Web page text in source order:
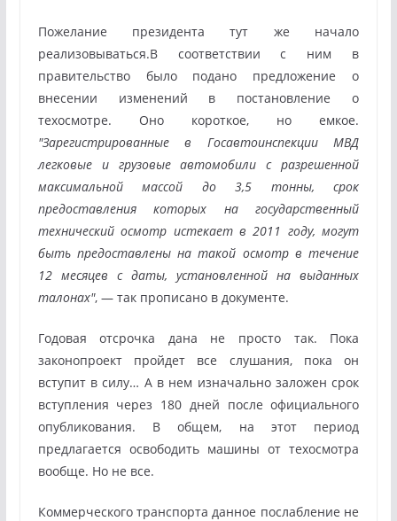
Пожелание президента тут же начало
реализовываться.В соответствии с ним в
правительство было подано предложение о
внесении изменений в постановление о
техосмотре. Оно короткое, но емкое.
"Зарегистрированные в Госавтоинспекции МВД
легковые и грузовые автомобили с разрешенной
максимальной массой до 3,5 тонны, срок
предоставления которых на государственный
технический осмотр истекает в 2011 году, могут
быть предоставлены на такой осмотр в течение
12 месяцев с даты, установленной на выданных
талонах", — так прописано в документе.
Годовая отсрочка дана не просто так. Пока
законопроект пройдет все слушания, пока он
вступит в силу… А в нем изначально заложен срок
вступления через 180 дней после официального
опубликования. В общем, на этот период
предлагается освободить машины от техосмотра
вообще. Но не все.
Коммерческого транспорта данное послабление не